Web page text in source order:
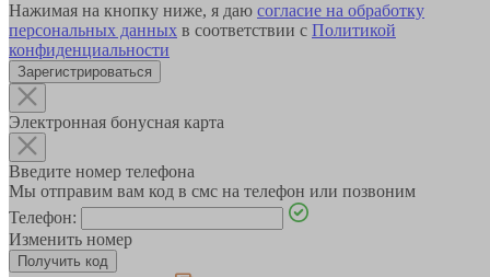
Нажимая на кнопку ниже, я даю согласие на обработку
персональных данных в соответствии с Политикой
конфиденциальности
Зарегистрироваться
Электронная бонусная карта
Введите номер телефона
Мы отправим вам код в смс на телефон или позвоним
Телефон:
Изменить номер